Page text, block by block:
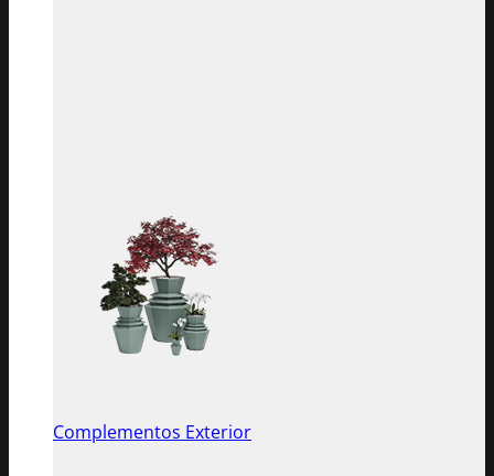
Complementos Exterior